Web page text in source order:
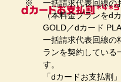
一括請求代表回線の
（本料金プランをd
GOLD／dカード
一括請求代表回線の
ランを契約している
す。
「dカードお支払割